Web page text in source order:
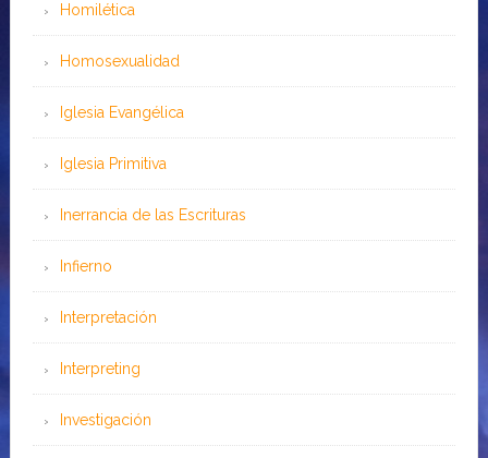
Homilética
Homosexualidad
Iglesia Evangélica
Iglesia Primitiva
Inerrancia de las Escrituras
Infierno
Interpretación
Interpreting
Investigación